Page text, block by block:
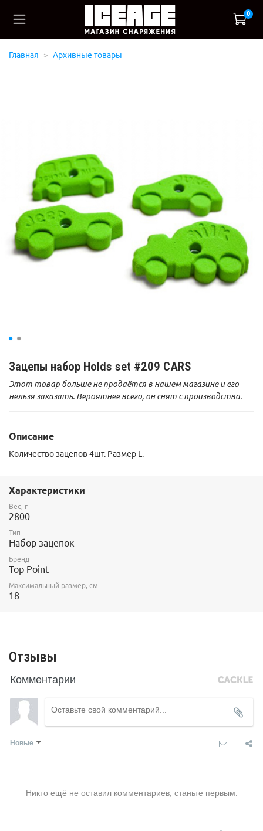
0
Главная Архивные товары
Зацепы набор Holds set #209 CARS
Этот товар больше не продаётся в нашем магазине и его
нельзя заказать. Вероятнее всего, он снят с производства.
Описание
Количество зацепов 4шт. Размер L.
Характеристики
Вес, г
2800
Тип
Набор зацепок
Бренд
Top Point
Максимальный размер, см
18
Отзывы
Комментарии
Новые
Никто ещё не оставил комментариев, станьте первым.